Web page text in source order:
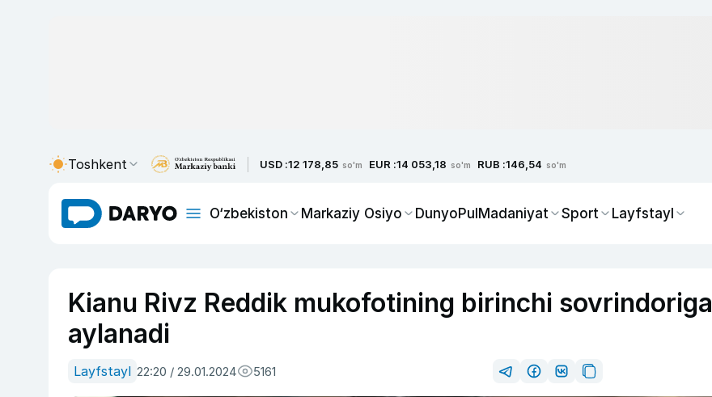
Toshkent USD :12 178,85 so'm EUR :14 053,18 so'm RUB :146,54 so'm
O‘zbekiston Markaziy Osiyo DunyoPulMadaniyat Sport Layfstayl
Kianu Rivz Reddik mukofotining birinchi sovrindoriga
aylanadi
Layfstayl 22:20 / 29.01.2024 5161